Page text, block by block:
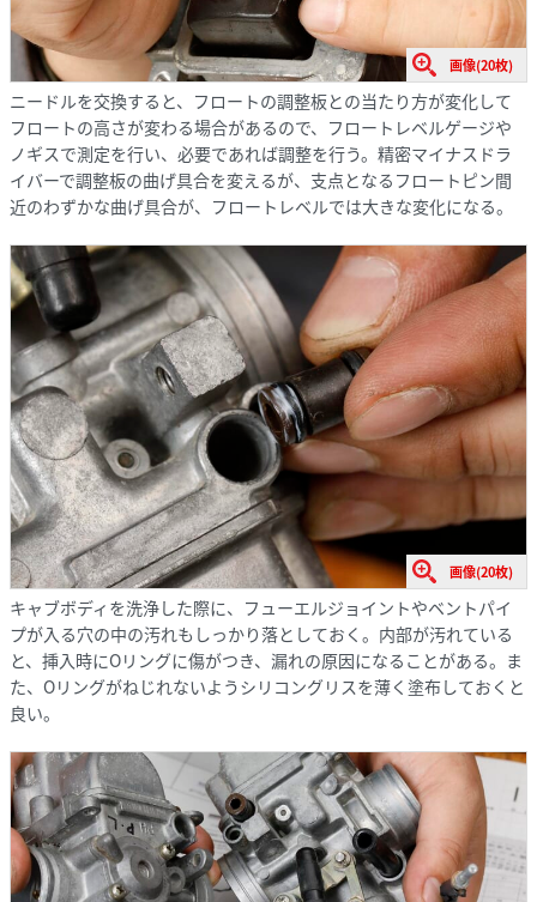
画像(20枚)
ニードルを交換すると、フロートの調整板との当たり方が変化して
フロートの高さが変わる場合があるので、フロートレベルゲージや
ノギスで測定を行い、必要であれば調整を行う。精密マイナスドラ
イバーで調整板の曲げ具合を変えるが、支点となるフロートピン間
近のわずかな曲げ具合が、フロートレベルでは大きな変化になる。
画像(20枚)
キャブボディを洗浄した際に、フューエルジョイントやベントパイ
プが入る穴の中の汚れもしっかり落としておく。内部が汚れている
と、挿入時にOリングに傷がつき、漏れの原因になることがある。ま
た、Oリングがねじれないようシリコングリスを薄く塗布しておくと
良い。